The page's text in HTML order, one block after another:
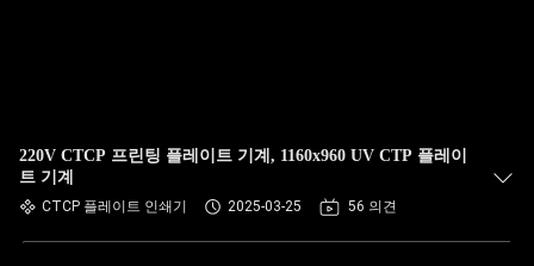
220V CTCP 프린팅 플레이트 기계, 1160x960 UV CTP 플레이
트 기계
CTCP 플레이트 인쇄기 2025-03-25 56 의견